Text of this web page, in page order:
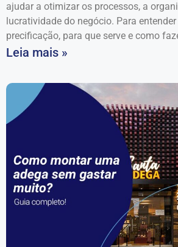
ajudar a otimizar os processos, a
lucratividade do negócio. Para entender
precificação, para que serve e como
Leia mais »